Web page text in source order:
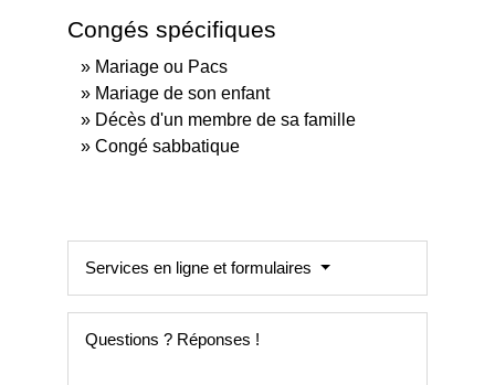
Congés spécifiques
Mariage ou Pacs
Mariage de son enfant
Décès d'un membre de sa famille
Congé sabbatique
Services en ligne et formulaires
Questions ? Réponses !